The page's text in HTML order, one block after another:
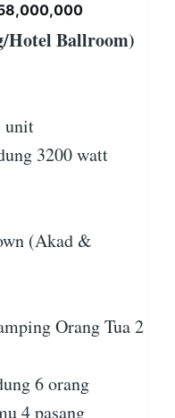
Hotel Ballroom)
unit
3200 watt
(Akad &
Orang Tua 2
6 orang
4 pasang